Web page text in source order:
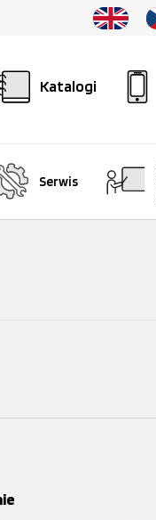
Katalogi
Serwis